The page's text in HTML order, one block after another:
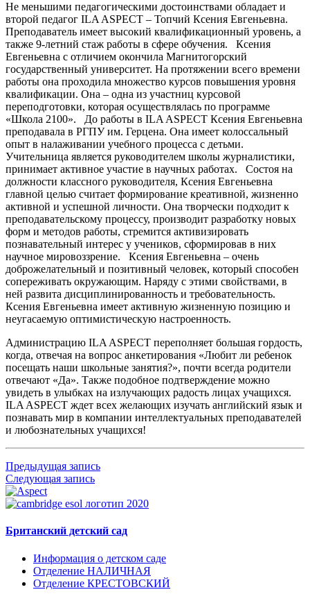
Не меньшими педагогическими достоинствами обладает и
второй педагог ILA ASPECT – Топчий Ксения Евгеньевна.
Преподаватель имеет высокий квалификационный уровень, а
также 9-летний стаж работы в сфере обучения. Ксения
Евгеньевна с отличием окончила Магнитогорский
государственный университет. На протяжении всего времени
работы она проходила множество курсов повышения уровня
квалификации. Она – одна из участниц курсовой
переподготовки, которая осуществлялась по программе
«Школа 2100». До работы в ILA ASPECT Ксения Евгеньевна
преподавала в РГПУ им. Герцена. Она имеет колоссальный
опыт в налаживании учебного процесса с детьми.
Учительница является руководителем школы журналистики,
принимает активное участие в научных работах. Состоя на
должности классного руководителя, Ксения Евгеньевна
главной целью считает формирование креативной, жизненно
активной и успешной личности. Она творчески подходит к
преподавательскому процессу, производит разработку новых
форм и методов работы, стремится активизировать
познавательный интерес у учеников, сформировав в них
научное мировоззрение. Ксения Евгеньевна – очень
доброжелательный и позитивный человек, который способен
сопереживать окружающим. Наряду с этими свойствами, в
ней развита дисциплинированность и требовательность.
Ксения Евгеньевна имеет активную жизненную позицию и
неугасаемую оптимистическую настроенность.
Администрацию ILA ASPECT переполняет большая гордость,
когда, отвечая на вопрос анкетирования «Любит ли ребенок
посещать наши школьные занятия?», почти всегда родители
отвечают «Да». Также подобное подтверждение можно
увидеть в улыбках на излучающих радость лицах учащихся.
ILA ASPECT ждет всех желающих изучать английский язык и
познавать мир в компании интеллектуальных преподавателей
и любознательных учащихся!
Предыдущая запись
Следующая запись
Британский детский сад
Информация о детском саде
Отделение НАЛИЧНАЯ
Отделение КРЕСТОВСКИЙ